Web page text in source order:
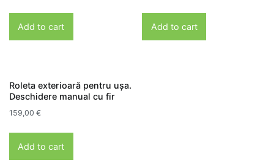
Add to cart Add to cart
Roleta exterioară pentru ușa.
Deschidere manual cu fir
159,00 €
Add to cart